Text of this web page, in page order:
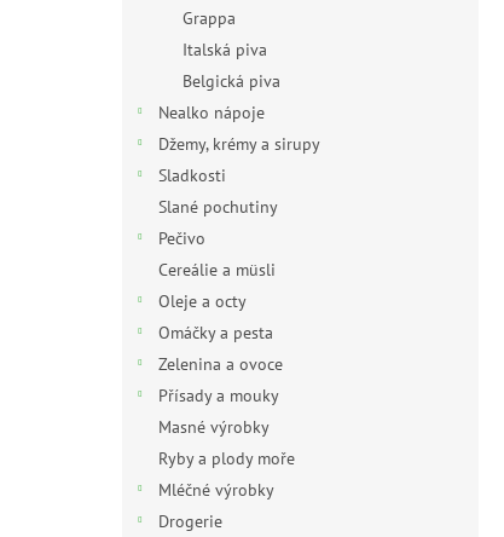
Grappa
Italská piva
Belgická piva
Nealko nápoje
Džemy, krémy a sirupy
Sladkosti
Slané pochutiny
Pečivo
Cereálie a müsli
Oleje a octy
Omáčky a pesta
Zelenina a ovoce
Přísady a mouky
Masné výrobky
Ryby a plody moře
Mléčné výrobky
Drogerie